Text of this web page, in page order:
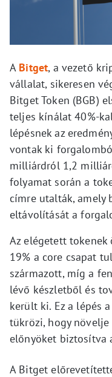
A Bitget, a vezető
vállalat, sikeresen
Bitget Token (BGB)
teljes kínálat 40%-
lépésnek az
vontak ki
milliárdról 1,2
folyamat során a
címre utalták, amely
eltávolítását a
Az elégetett
19% a core csapat
származott, míg a
lévő készletből és
került ki. Ez a lépés
tükrözi, hogy növelje
előnyöket biztosítva
A Bitget